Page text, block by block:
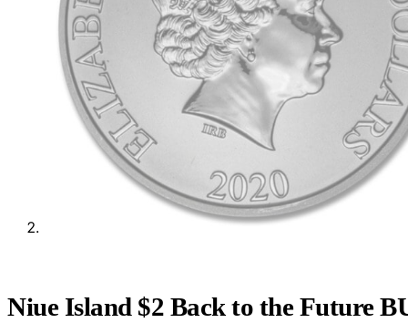
Niue Island $2 Back to the Future